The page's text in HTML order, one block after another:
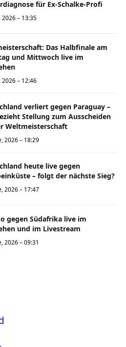
für Ex-Schalke-Profi
2026 – 13:35
Das Halbfinale am
und Mittwoch live im
2026 – 12:46
verliert gegen Paraguay –
Stellung zum Ausscheiden
Weltmeisterschaft
2026 – 18:29
heute live gegen
– folgt der nächste Sieg?
2026 – 17:47
gegen Südafrika live im
und im Livestream
2026 – 09:31